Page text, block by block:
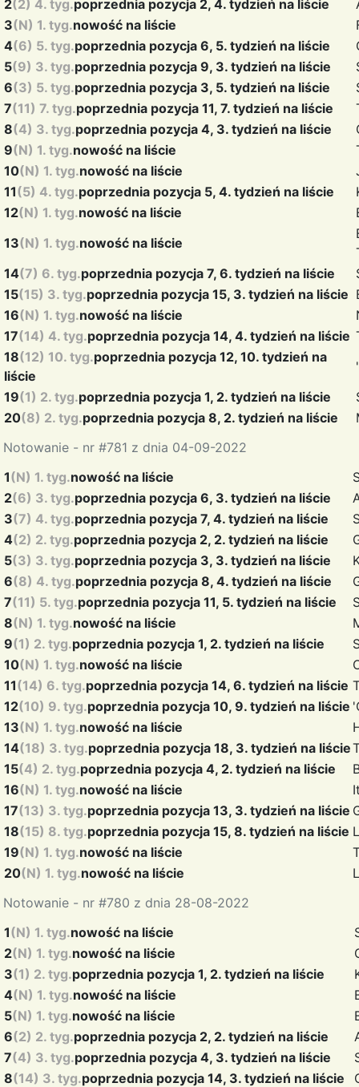
Notowanie - nr #781 z dnia 04-09-2022
2(2) 4. tyg.poprzednia pozycja 2, 4. tydzień na liście
3(N) 1. tyg.nowość na liście
4(6) 5. tyg.poprzednia pozycja 6, 5. tydzień na liście
5(9) 3. tyg.poprzednia pozycja 9, 3. tydzień na liście
6(3) 5. tyg.poprzednia pozycja 3, 5. tydzień na liście
7(11) 7. tyg.poprzednia pozycja 11, 7. tydzień na liście
8(4) 3. tyg.poprzednia pozycja 4, 3. tydzień na liście
9(N) 1. tyg.nowość na liście
10(N) 1. tyg.nowość na liście
11(5) 4. tyg.poprzednia pozycja 5, 4. tydzień na liście
12(N) 1. tyg.nowość na liście
13(N) 1. tyg.nowość na liście
14(7) 6. tyg.poprzednia pozycja 7, 6. tydzień na liście
15(15) 3. tyg.poprzednia pozycja 15, 3. tydzień na liście
16(N) 1. tyg.nowość na liście
17(14) 4. tyg.poprzednia pozycja 14, 4. tydzień na liście
18(12) 10. tyg.poprzednia pozycja 12, 10. tydzień na
liście
19(1) 2. tyg.poprzednia pozycja 1, 2. tydzień na liście
20(8) 2. tyg.poprzednia pozycja 8, 2. tydzień na liście
Notowanie - nr #780 z dnia 28-08-2022
1(N) 1. tyg.nowość na liście
2(6) 3. tyg.poprzednia pozycja 6, 3. tydzień na liście
3(7) 4. tyg.poprzednia pozycja 7, 4. tydzień na liście
4(2) 2. tyg.poprzednia pozycja 2, 2. tydzień na liście
5(3) 3. tyg.poprzednia pozycja 3, 3. tydzień na liście
6(8) 4. tyg.poprzednia pozycja 8, 4. tydzień na liście
7(11) 5. tyg.poprzednia pozycja 11, 5. tydzień na liście
8(N) 1. tyg.nowość na liście
9(1) 2. tyg.poprzednia pozycja 1, 2. tydzień na liście
10(N) 1. tyg.nowość na liście
11(14) 6. tyg.poprzednia pozycja 14, 6. tydzień na liście
12(10) 9. tyg.poprzednia pozycja 10, 9. tydzień na liście
13(N) 1. tyg.nowość na liście
14(18) 3. tyg.poprzednia pozycja 18, 3. tydzień na liście
15(4) 2. tyg.poprzednia pozycja 4, 2. tydzień na liście
16(N) 1. tyg.nowość na liście
17(13) 3. tyg.poprzednia pozycja 13, 3. tydzień na liście
18(15) 8. tyg.poprzednia pozycja 15, 8. tydzień na liście
19(N) 1. tyg.nowość na liście
20(N) 1. tyg.nowość na liście
1(N) 1. tyg.nowość na liście
2(N) 1. tyg.nowość na liście
3(1) 2. tyg.poprzednia pozycja 1, 2. tydzień na liście
4(N) 1. tyg.nowość na liście
5(N) 1. tyg.nowość na liście
6(2) 2. tyg.poprzednia pozycja 2, 2. tydzień na liście
7(4) 3. tyg.poprzednia pozycja 4, 3. tydzień na liście
8(14) 3. tyg.poprzednia pozycja 14, 3. tydzień na liście